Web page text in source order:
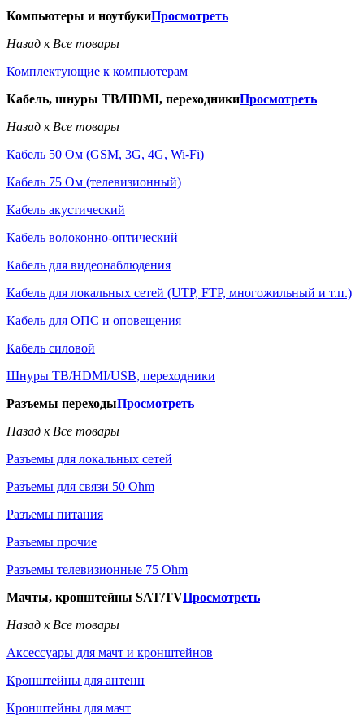
Компьютеры и ноутбукиПросмотреть
Назад к Все товары
Комплектующие к компьютерам
Кабель, шнуры ТВ/HDMI, переходникиПросмотреть
Назад к Все товары
Кабель 50 Ом (GSM, 3G, 4G, Wi-Fi)
Кабель 75 Ом (телевизионный)
Кабель акустический
Кабель волоконно-оптический
Кабель для видеонаблюдения
Кабель для локальных сетей (UTP, FTP, многожильный и т.п.)
Кабель для ОПС и оповещения
Кабель силовой
Шнуры ТВ/HDMI/USB, переходники
Разъемы переходыПросмотреть
Назад к Все товары
Разъемы для локальных сетей
Разъемы для связи 50 Ohm
Разъемы питания
Разъемы прочие
Разъемы телевизионные 75 Ohm
Мачты, кронштейны SAT/TVПросмотреть
Назад к Все товары
Аксессуары для мачт и кронштейнов
Кронштейны для антенн
Кронштейны для мачт